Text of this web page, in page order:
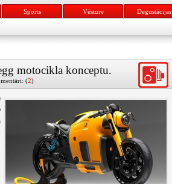
Sports Vēsture Degustācijas
motocikla konceptu.
(2)